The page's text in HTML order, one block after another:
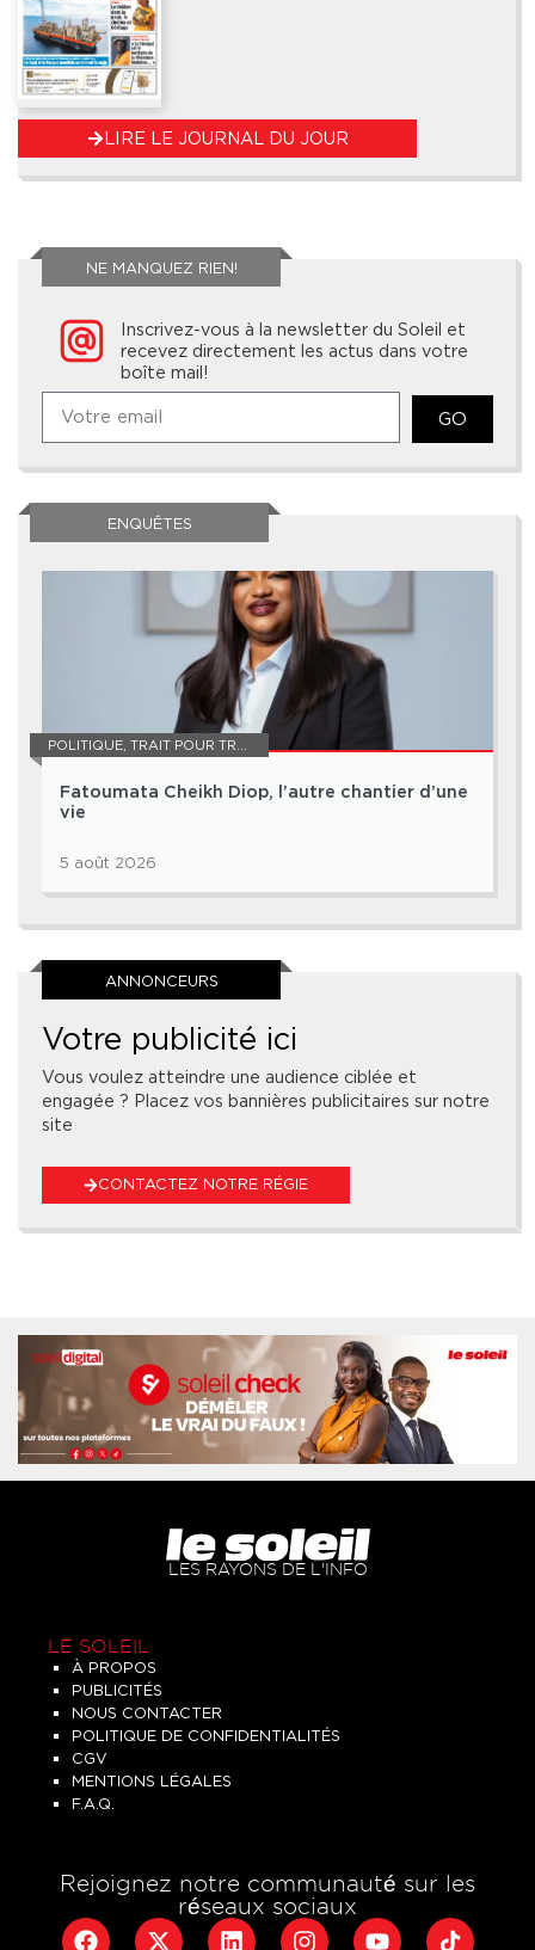
LIRE LE JOURNAL DU JOUR
NE MANQUEZ RIEN!
Inscrivez-vous à la newsletter du Soleil et
recevez directement les actus dans votre
boîte mail!
GO
ENQUÊTES
POLITIQUE, TRAIT POUR TRAIT
Fatoumata Cheikh Diop, l’autre chantier d’une
vie
5 août 2026
ANNONCEURS
Votre publicité ici
Vous voulez atteindre une audience ciblée et
engagée ? Placez vos bannières publicitaires sur notre
site
CONTACTEZ NOTRE RÉGIE
LES RAYONS DE L'INFO
LE SOLEIL
À PROPOS
PUBLICITÉS
NOUS CONTACTER
POLITIQUE DE CONFIDENTIALITÉS
CGV
MENTIONS LÉGALES
F.A.Q.
Rejoignez notre communauté sur les
réseaux sociaux